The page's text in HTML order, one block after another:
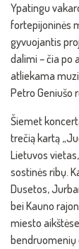
Ypatingu
fortepijoninės
gyvuojantis
dalimi – čia po
atliekama
Petro Geniušo
Šiemet
trečią kartą
Lietuvos
sostinės ribų.
Dusetos,
bei Kauno
miesto